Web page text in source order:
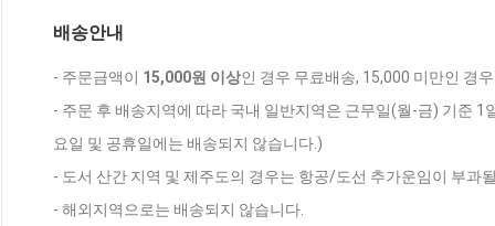
배송안내
- 주문금액이 15,000원 이상인 경우 무료배송, 15,000 미만인 경
- 주문 후 배송지역에 따라 국내 일반지역은 근무일(월-금) 기준
요일 및 공휴일에는 배송되지 않습니다.)
- 도서 산간 지역 및 제주도의 경우는 항공/도선 추가운임이 부과
- 해외지역으로는 배송되지 않습니다.